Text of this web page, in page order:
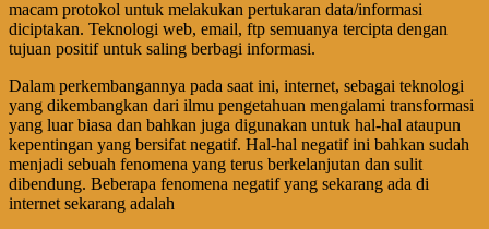
macam protokol untuk melakukan pertukaran data/informasi
diciptakan. Teknologi web, email, ftp semuanya tercipta dengan
tujuan positif untuk saling berbagi informasi.
Dalam perkembangannya pada saat ini, internet, sebagai teknologi
yang dikembangkan dari ilmu pengetahuan mengalami transformasi
yang luar biasa dan bahkan juga digunakan untuk hal-hal ataupun
kepentingan yang bersifat negatif. Hal-hal negatif ini bahkan sudah
menjadi sebuah fenomena yang terus berkelanjutan dan sulit
dibendung. Beberapa fenomena negatif yang sekarang ada di
internet sekarang adalah